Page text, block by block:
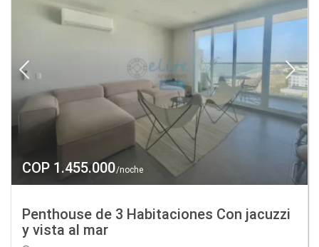
COP 1.455.000/noche
Penthouse de 3 Habitaciones Con jacuzzi
y vista al mar